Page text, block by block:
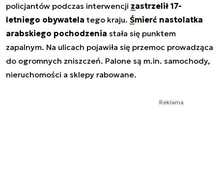
policjantów podczas interwencji zastrzelił 17-
letniego obywatela tego kraju. Śmierć nastolatka
arabskiego pochodzenia stała się punktem
zapalnym. Na ulicach pojawiła się przemoc prowadząca
do ogromnych zniszczeń. Palone są m.in. samochody,
nieruchomości a sklepy rabowane.
Reklama